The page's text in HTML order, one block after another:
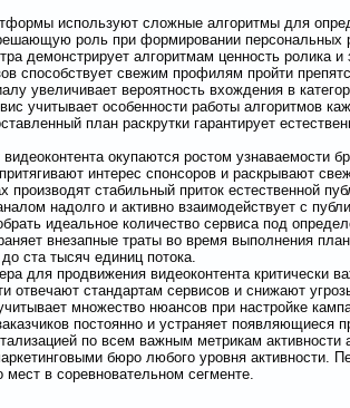
используют сложные алгоритмы для
роль при формировании персональных
демонстрирует алгоритмам ценность ролика
способствует свежим профилям пройти
увеличивает вероятность вхождения в
учитывает особенности работы алгоритмов
план раскрутки гарантирует
видеоконтента окупаются ростом узнаваемости
интерес спонсоров и раскрывают
производят стабильный приток естественной
надолго и активно взаимодействует с
идеальное количество сервиса под
внезапные траты во время выполнения
ста тысяч единиц потока.
для продвижения видеоконтента критически
отвечают стандартам сервисов и снижают
множество нюансов при настройке
постоянно и устраняет появляющиеся
по всем важным метрикам
бюро любого уровня активности.
в соревновательном сегменте.